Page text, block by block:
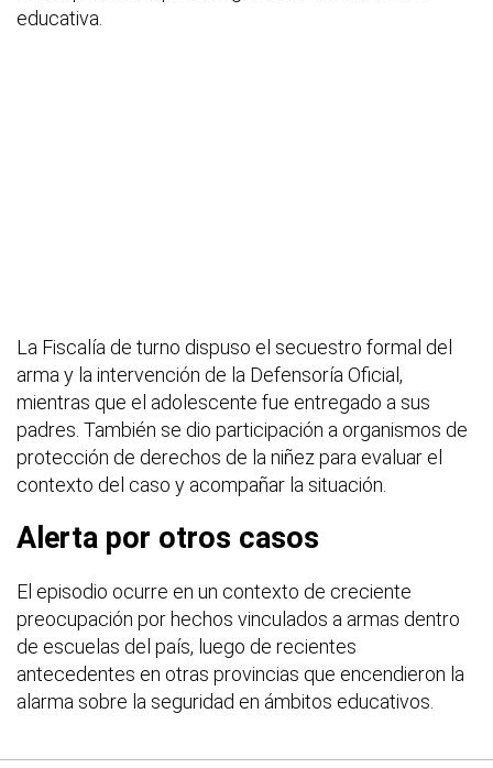
educativa.
La Fiscalía de turno dispuso el secuestro formal del
arma y la intervención de la Defensoría Oficial,
mientras que el adolescente fue entregado a sus
padres. También se dio participación a organismos de
protección de derechos de la niñez para evaluar el
contexto del caso y acompañar la situación.
Alerta por otros casos
El episodio ocurre en un contexto de creciente
preocupación por hechos vinculados a armas dentro
de escuelas del país, luego de recientes
antecedentes en otras provincias que encendieron la
alarma sobre la seguridad en ámbitos educativos.